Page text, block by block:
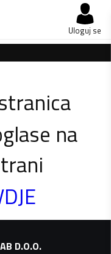
Uloguj se
na
D.O.O.